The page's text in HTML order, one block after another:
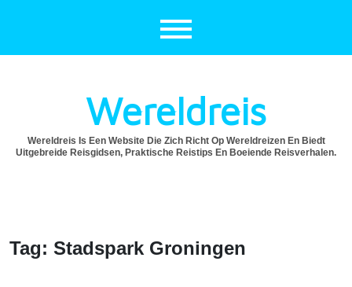
Wereldreis
Wereldreis Is Een Website Die Zich Richt Op Wereldreizen En Biedt
Uitgebreide Reisgidsen, Praktische Reistips En Boeiende Reisverhalen.
Tag: Stadspark Groningen